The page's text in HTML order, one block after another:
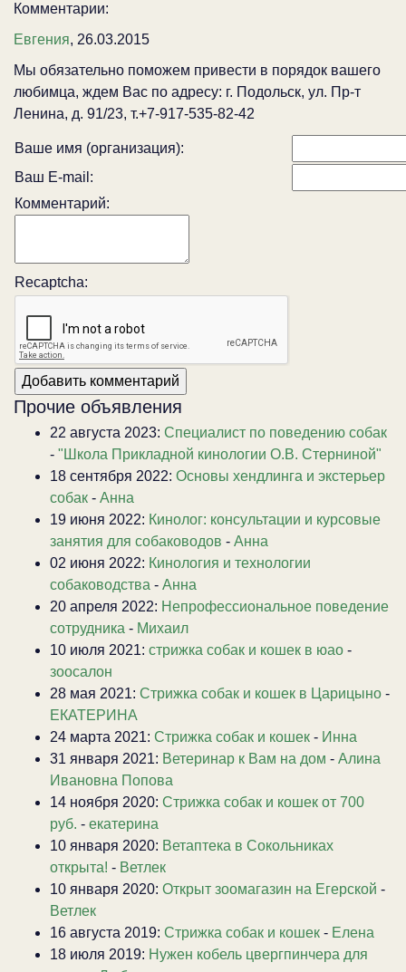
Комментарии:
Евгения, 26.03.2015
Мы обязательно поможем привести в порядок вашего
любимца, ждем Вас по адресу: г. Подольск, ул. Пр-т
Ленина, д. 91/23, т.+7-917-535-82-42
Ваше имя (организация):
Ваш E-mail:
Комментарий:
Recaptcha:
Прочие объявления
22 августа 2023: Специалист по поведению собак
- "Школа Прикладной кинологии О.В. Стерниной"
18 сентября 2022: Основы хендлинга и экстерьер
собак - Анна
19 июня 2022: Кинолог: консультации и курсовые
занятия для собаководов - Анна
02 июня 2022: Кинология и технологии
собаководства - Анна
20 апреля 2022: Непрофессиональное поведение
сотрудника - Михаил
10 июля 2021: стрижка собак и кошек в юао -
зоосалон
28 мая 2021: Стрижка собак и кошек в Царицыно -
ЕКАТЕРИНА
24 марта 2021: Стрижка собак и кошек - Инна
31 января 2021: Ветеринар к Вам на дом - Алина
Ивановна Попова
14 ноября 2020: Стрижка собак и кошек от 700
руб. - екатерина
10 января 2020: Ветаптека в Сокольниках
открыта! - Ветлек
10 января 2020: Открыт зоомагазин на Егерской -
Ветлек
16 августа 2019: Стрижка собак и кошек - Елена
18 июля 2019: Нужен кобель цвергпинчера для